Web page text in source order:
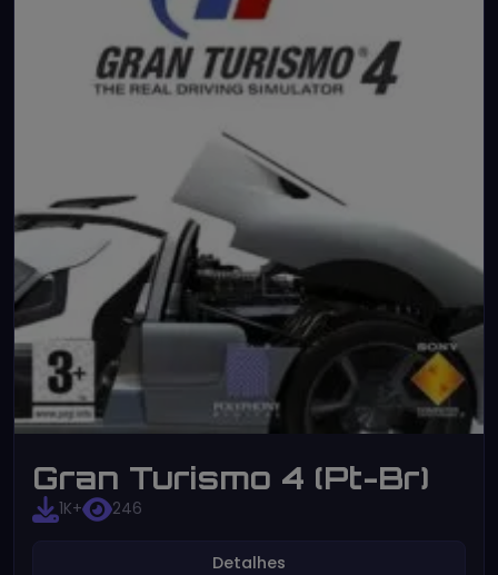
Gran Turismo 4 (Pt-Br)
1K+ 246
Detalhes